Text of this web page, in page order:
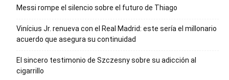
Messi rompe el silencio sobre el futuro de Thiago
Vinícius Jr. renueva con el Real Madrid: este sería el millonario
acuerdo que asegura su continuidad
El sincero testimonio de Szczesny sobre su adicción al
cigarrillo